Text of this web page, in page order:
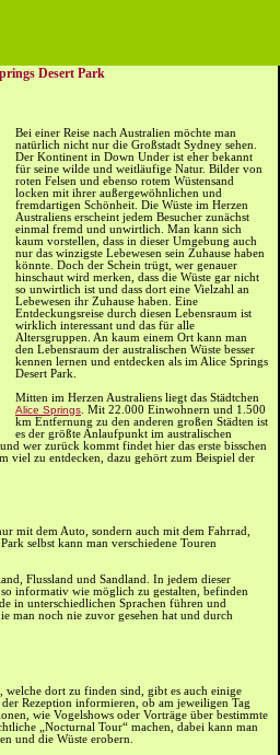
Desert Park
Bei einer Reise nach Australien möchte man
natürlich nicht nur die Großstadt Sydney sehen.
Der Kontinent in Down Under ist eher bekannt
für seine wilde und weitläufige Natur. Bilder von
roten Felsen und ebenso rotem Wüstensand
locken mit ihrer außergewöhnlichen und
fremdartigen Schönheit. Die Wüste im Herzen
Australiens erscheint jedem Besucher zunächst
einmal fremd und unwirtlich. Man kann sich
kaum vorstellen, dass in dieser Umgebung auch
nur das winzigste Lebewesen sein Zuhause haben
könnte. Doch der Schein trügt, wer genauer
hinschaut wird merken, dass die Wüste gar nicht
so unwirtlich ist und dass dort eine Vielzahl an
Lebewesen ihr Zuhause haben. Eine
Entdeckungsreise durch diesen Lebensraum ist
wirklich interessant und das für alle
Altersgruppen. An kaum einem Ort kann man
den Lebensraum der australischen Wüste besser
kennen lernen und entdecken als im Alice Springs
Desert Park.
Mitten im Herzen Australiens liegt das Städtchen
Alice Springs . Mit 22.000 Einwohnern und 1.500
km Entfernung zu den anderen großen Städten ist
es der größte Anlaufpunkt im australischen
wer zurück kommt findet hier das erste bisschen
viel zu entdecken, dazu gehört zum Beispiel der
mit dem Auto, sondern auch mit dem Fahrrad,
selbst kann man verschiedene Touren
Flussland und Sandland. In jedem dieser
informativ wie möglich zu gestalten, befinden
in unterschiedlichen Sprachen führen und
man noch nie zuvor gesehen hat und durch
welche dort zu finden sind, gibt es auch einige
Rezeption informieren, ob am jeweiligen Tag
wie Vogelshows oder Vorträge über bestimmte
„Nocturnal Tour“ machen, dabei kann man
und die Wüste erobern.